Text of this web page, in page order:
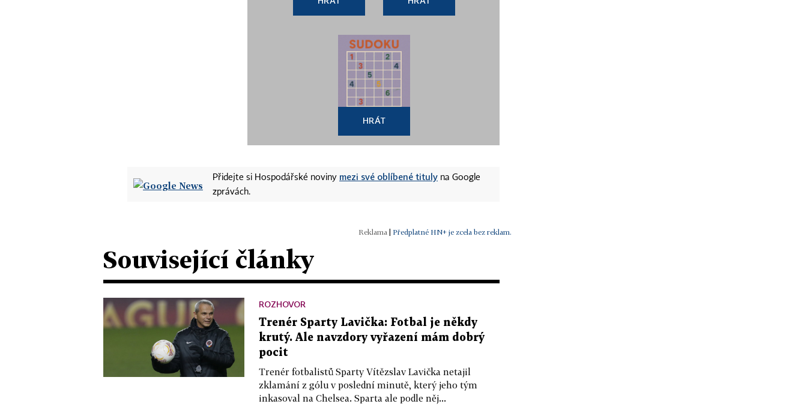
HRÁT
Přidejte si Hospodářské noviny mezi své oblíbené tituly na Google
zprávách.
| Předplatné HN+ je zcela bez reklam.
Související články
ROZHOVOR
Trenér Sparty Lavička: Fotbal je někdy
krutý. Ale navzdory vyřazení mám dobrý
pocit
Trenér fotbalistů Sparty Vítězslav Lavička netajil
zklamání z gólu v poslední minutě, který jeho tým
inkasoval na Chelsea. Sparta ale podle něj...